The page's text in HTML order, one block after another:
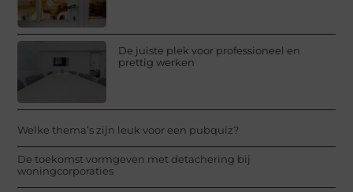
De juiste plek voor professioneel en
prettig werken
Welke thema’s zijn leuk voor een pubquiz?
De toekomst vormgeven met detachering bij
woningcorporaties